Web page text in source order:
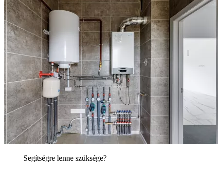
Segítségre lenne szüksége?